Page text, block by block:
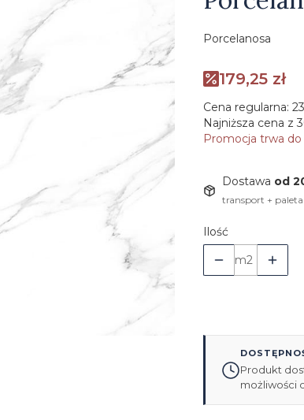
Porcelanosa
179,25 zł
Cena regularna:
Najniższa cena z
Promocja trwa do
Dostawa od
transport + paleta
Ilość
m2
Produkt
możliwości